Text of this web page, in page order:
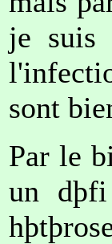
je suis
sont
Par le
un